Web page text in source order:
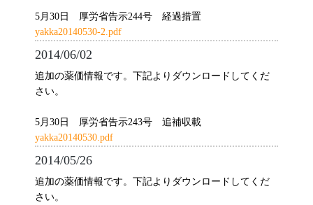
5月30日 厚労省告示244号 経過措置
yakka20140530-2.pdf
2014/06/02
追加の薬価情報です。下記よりダウンロードしてくだ
さい。
5月30日 厚労省告示243号 追補収載
yakka20140530.pdf
2014/05/26
追加の薬価情報です。下記よりダウンロードしてくだ
さい。